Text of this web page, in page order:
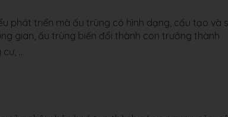
phát triển mà ấu trùng có hình dạng, cấu tạo và
gian, ấu trùng biến đổi thành con trưởng thành
…